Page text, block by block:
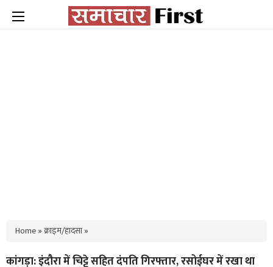
Home»क्राइम/हादसा»
कांगड़ा: इंदौरा में चिट्टे सहित दंपति गिरफ्तार, रसोईघर में रखा था